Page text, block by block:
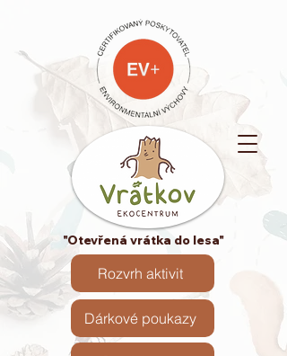
"Otevřená vrátka do lesa"
Dárkové poukazy
Rozvrh aktivit